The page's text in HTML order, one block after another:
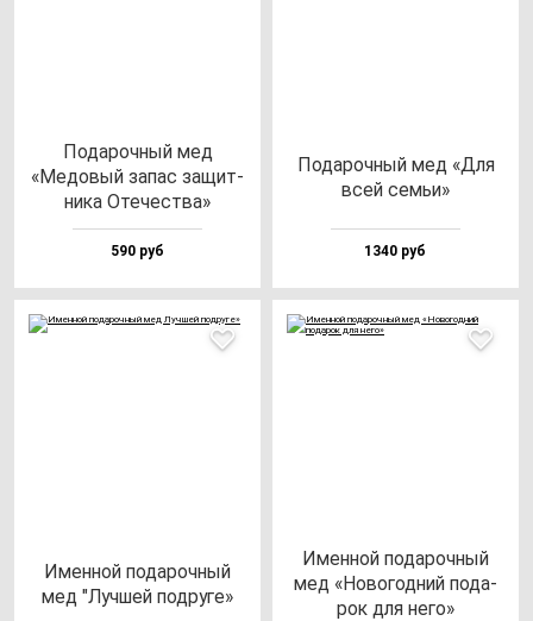
Пода­роч­ный мед
«Медо­вый за­пас за­щит­
ни­ка Оте­чес­тва»
590 руб
Пода­роч­ный мед «Для
всей семьи»
1340 руб
Имен­ной по­да­роч­ный
мед "Луч­шей под­ру­ге»
Имен­ной по­да­роч­ный
мед «Ново­год­ний по­да­
рок для не­го»